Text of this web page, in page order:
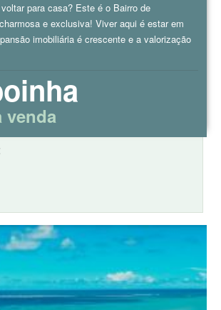
para casa? Este é o Bairro de
e exclusiva! Viver aqui é estar em
imobiliária é crescente e a valorização
venda